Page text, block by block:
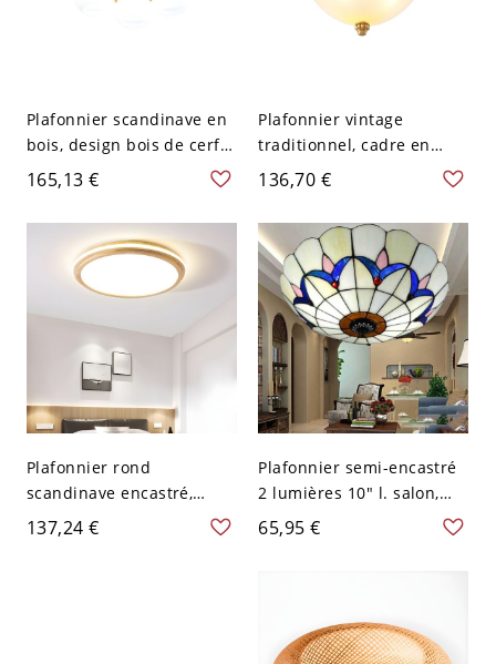
Plafonnier scandinave en
bois, design bois de cerf
avec abat-jour en verre
dépoli - Beige 110 V-120 V
5
165,13 €
Plafonnier vintage
traditionnel, cadre en
résine sculptée
ornementale avec vasque
en verre dépoli - 110 V-
120 V Beige petit
136,70 €
Plafonnier rond
scandinave encastré,
luminaire LED en bois
naturel - 110 V-120 V
137,24 €
Plafonnier semi-encastré
2 lumières 10" l. salon,
baroque, laiton, motif
tulipe, vasque, abat-jour
65,95 €